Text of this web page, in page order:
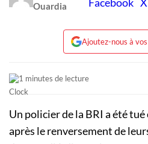
Ouardia
Ajoutez-nous à
1 minutes de lecture
Un policier de la BRI a été
après le renversement de